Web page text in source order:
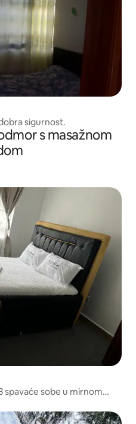
sigurnost.
s masažnom
spavaće sobe u mirnom